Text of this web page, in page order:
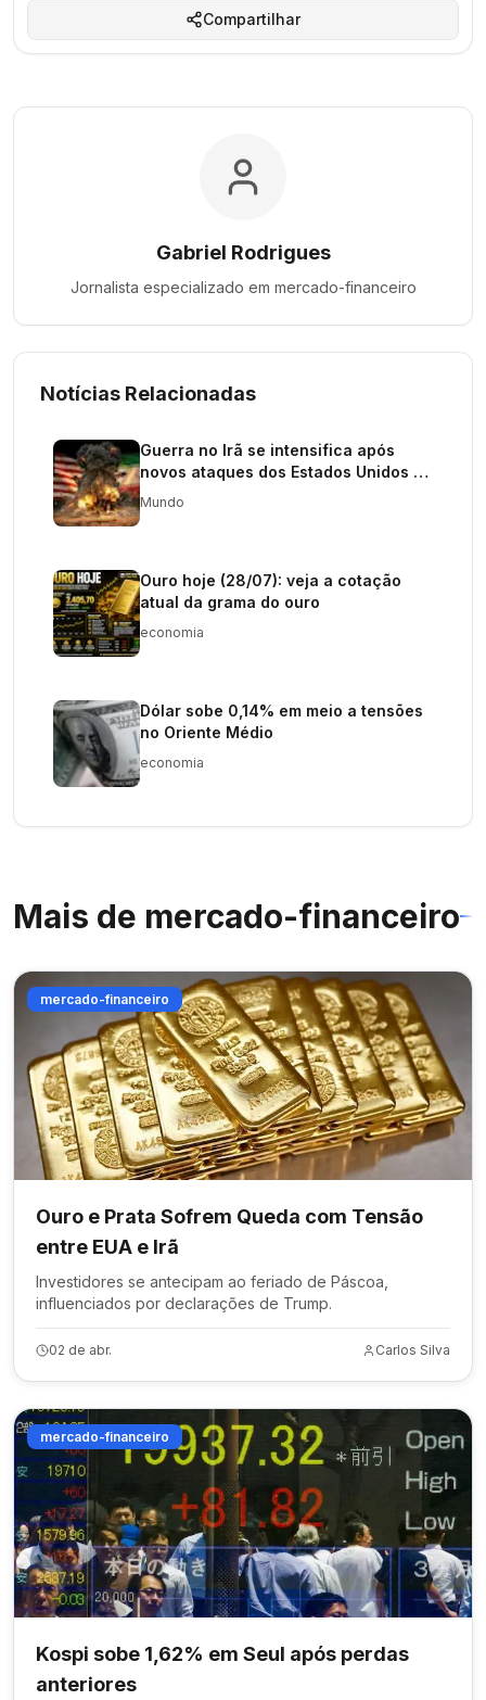
Compartilhar
Gabriel Rodrigues
Jornalista especializado em mercado-financeiro
Notícias Relacionadas
Guerra no Irã se intensifica após
novos ataques dos Estados Unidos e
reação de Teerã
Mundo
Ouro hoje (28/07): veja a cotação
atual da grama do ouro
economia
Dólar sobe 0,14% em meio a tensões
no Oriente Médio
economia
Mais de mercado-financeiro
mercado-financeiro
Ouro e Prata Sofrem Queda com Tensão
entre EUA e Irã
Investidores se antecipam ao feriado de Páscoa,
influenciados por declarações de Trump.
02 de abr. Carlos Silva
mercado-financeiro
Kospi sobe 1,62% em Seul após perdas
anteriores